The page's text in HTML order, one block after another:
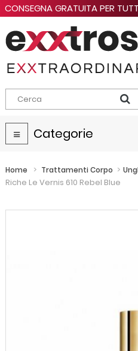
CONSEGNA GRATUITA PER
Navigazione
Toggle
Categorie
Home > Trattamenti Corpo >
Riche Le Vernis 610 Rebel Blue